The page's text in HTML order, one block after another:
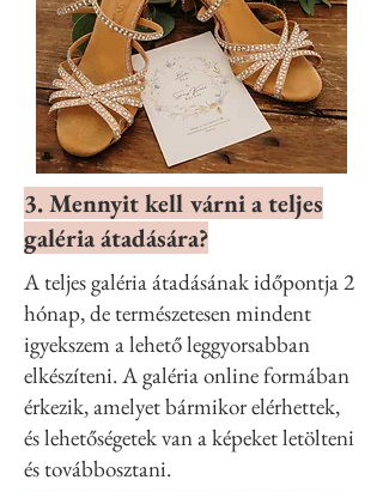
3. Mennyit kell várni a teljes
galéria átadására?
A teljes galéria átadásának időpontja 2
hónap, de természetesen mindent
igyekszem a lehető leggyorsabban
elkészíteni. A galéria online formában
érkezik, amelyet bármikor elérhettek,
és lehetőségetek van a képeket letölteni
és továbbosztani.